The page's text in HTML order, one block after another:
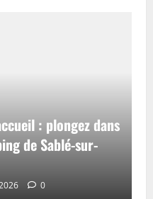
: plongez dans
de Sablé-sur-
0